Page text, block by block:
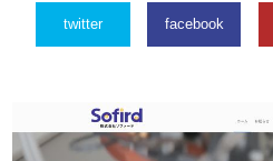
twitter facebook